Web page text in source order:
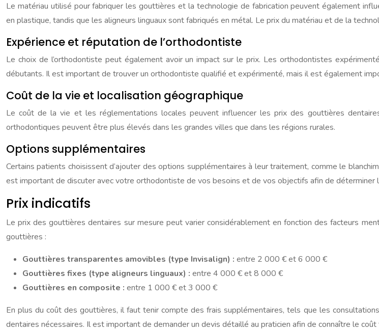
Le matériau utilisé pour fabriquer les gouttières et la technologie de fabrication peuvent également
en plastique, tandis que les aligneurs linguaux sont fabriqués en métal. Le prix du matériau et de la
Expérience et réputation de l’orthodontiste
Le choix de l’orthodontiste peut également avoir un impact sur le prix. Les orthodontistes
débutants. Il est important de trouver un orthodontiste qualifié et expérimenté, mais il est également
Coût de la vie et localisation géographique
Le coût de la vie et les réglementations locales peuvent influencer les prix des gouttières
orthodontiques peuvent être plus élevés dans les grandes villes que dans les régions rurales.
Options supplémentaires
Certains patients choisissent d’ajouter des options supplémentaires à leur traitement, comme le
est important de discuter avec votre orthodontiste de vos besoins et de vos objectifs afin de
Prix indicatifs
Le prix des gouttières dentaires sur mesure peut varier considérablement en fonction des facteurs
gouttières :
Gouttières transparentes amovibles (type Invisalign) : entre 2 000 € et 6 000 €
Gouttières fixes (type aligneurs linguaux) : entre 4 000 € et 8 000 €
Gouttières en composite : entre 1 000 € et 3 000 €
En plus du coût des gouttières, il faut tenir compte des frais supplémentaires, tels que les
dentaires nécessaires. Il est important de demander un devis détaillé au praticien afin de connaître le